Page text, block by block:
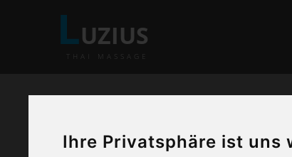
Ihre Privatsphäre ist uns
LUZIUS
THAI MASSAGE